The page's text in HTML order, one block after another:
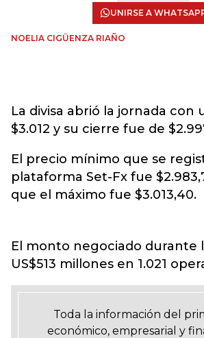
UNIRSE A
NOELIA CIGÜENZA RIAÑO
La divisa abrió la jornada con
$3.012 y su cierre fue de
El precio mínimo que se
plataforma Set-Fx fue
que el máximo fue $3.013,40.
El monto negociado durante
US$513 millones en 1.021
Toda la información del
económico, empresarial y